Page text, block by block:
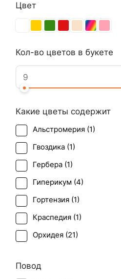
Цвет
Кол-во цветов в букете
Какие цветы содержит
Альстромерия (1)
Гвоздика (1)
Гербера (1)
Гиперикум (4)
Гортензия (1)
Краспедия (1)
Орхидея (21)
Роза кустовая (
Повод